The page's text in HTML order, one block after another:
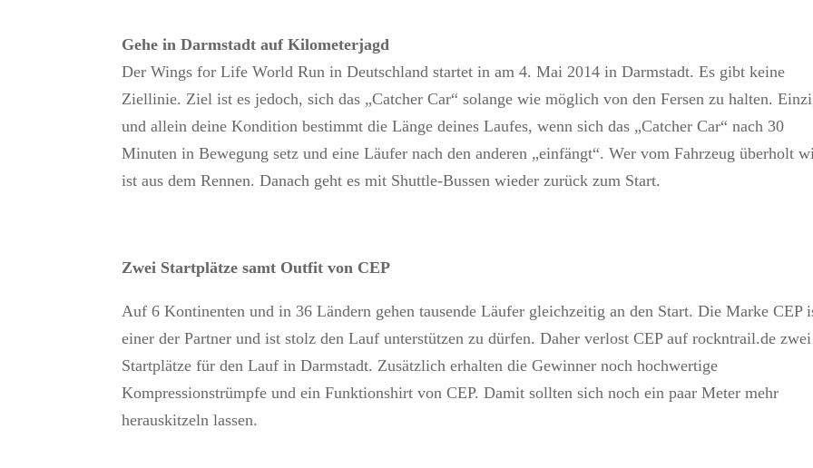
Gehe in Darmstadt auf Kilometerjagd
Der Wings for Life World Run in Deutschland startet in am 4. Mai 2014 in Darmstadt. Es gibt keine
Ziellinie. Ziel ist es jedoch, sich das „Catcher Car“ solange wie möglich von den Fersen zu halten.
und allein deine Kondition bestimmt die Länge deines Laufes, wenn sich das „Catcher Car“ nach 30
Minuten in Bewegung setz und eine Läufer nach den anderen „einfängt“. Wer vom Fahrzeug überholt
ist aus dem Rennen. Danach geht es mit Shuttle-Bussen wieder zurück zum Start.
Zwei Startplätze samt Outfit von CEP
Auf 6 Kontinenten und in 36 Ländern gehen tausende Läufer gleichzeitig an den Start. Die Marke CEP
einer der Partner und ist stolz den Lauf unterstützen zu dürfen. Daher verlost CEP auf rockntrail.de zwei
Startplätze für den Lauf in Darmstadt. Zusätzlich erhalten die Gewinner noch hochwertige
Kompressionstrümpfe und ein Funktionshirt von CEP. Damit sollten sich noch ein paar Meter mehr
herauskitzeln lassen.